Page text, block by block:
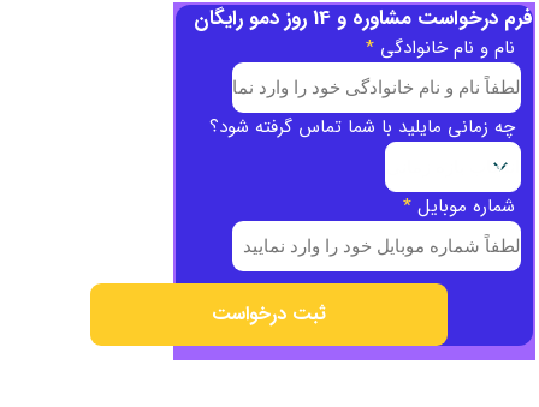
فرم درخواست مشاوره و 14 روز دمو رایگان
نام و نام خانوادگی *
چه زمانی مایلید با شما تماس گرفته شود؟
شماره موبایل *
ثبت درخواست